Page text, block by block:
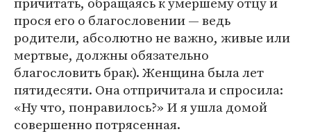
прося его о благословении — ведь
родители, абсолютно не важно, живые или
мертвые, должны обязательно
благословить брак). Женщина была лет
пятидесяти. Она отпричитала и спросила:
«Ну что, понравилось?» И я ушла домой
совершенно потрясенная.